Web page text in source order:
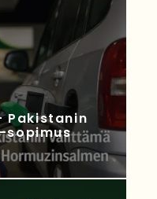
Pakistanin
sopimus